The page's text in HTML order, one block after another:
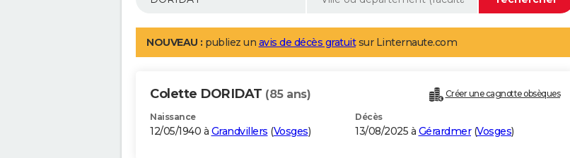
NOUVEAU : publiez un avis de décès gratuitsur Linternaute.com
Colette DORIDAT (85 ans) Créer une cagnotte obsèques
Naissance
12/05/1940 à Grandvillers (Vosges)
Décès
13/08/2025 à Gérardmer(Vosges)